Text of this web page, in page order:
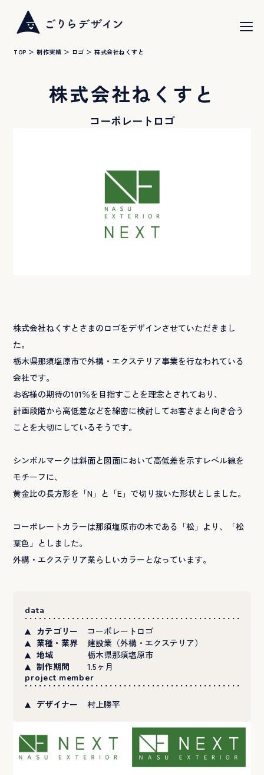
toggle
TOP ＞制作実績 ＞ ロゴ ＞株式会社ねくすと
株式会社ねくすと
コーポレートロゴ
株式会社ねくすとさまのロゴをデザインさせていただきまし
た。
栃木県那須塩原市で外構・エクステリア事業を行なわれている
会社です。
お客様の期待の101％を目指すことを理念とされており、
計画段階から高低差などを綿密に検討してお客さまと向き合う
ことを大切にしているそうです。
シンボルマークは斜面と図面において高低差を示すレベル線を
モチーフに、
黄金比の長方形を「N」と「E」で切り抜いた形状としました。
コーポレートカラーは那須塩原市の木である「松」より、「松
葉色」としました。
外構・エクステリア業らしいカラーとなっています。
data
カテゴリー
コーポレートロゴ
業種・業界
建設業（外構・エクステリア）
地域
栃木県那須塩原市
制作期間
1.5ヶ月
project member
デザイナー 村上勝平